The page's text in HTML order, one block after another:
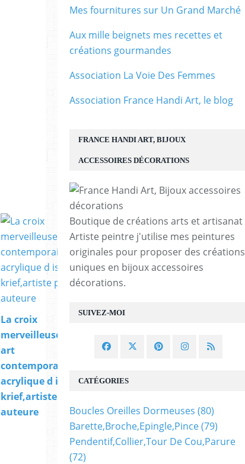
La croix
merveilleuse,tableau
art
contemporain,peinture
acrylique d isabelle
krief,artiste peintre
auteure
SUIVEZ-MOI
FRANCE HANDI ART, BIJOUX
ACCESSOIRES DÉCORATIONS
Boutique de créations arts et artisanat
Artiste peintre j'utilise mes peintures
originales pour proposer des créations
uniques en bijoux accessoires
décorations.
CATÉGORIES
Boucles Oreilles Dormeuses (80)
Barette,broche,epingle,pince(79)
Pendentif,collier,tour De Cou,parure
(72)
Mes fournitures sur Un Grand Marché
Aux mille beignets mes recettes et
créations gourmandes
Association La Voie Des Femmes
Association France Handi Art, le blog